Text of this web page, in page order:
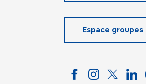
Espace groupes